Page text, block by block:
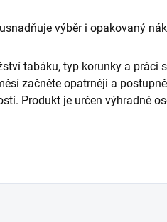
výběr i opakovaný
tabáku, typ korunky a práci
začněte opatrněji a
Produkt je určen výhradně